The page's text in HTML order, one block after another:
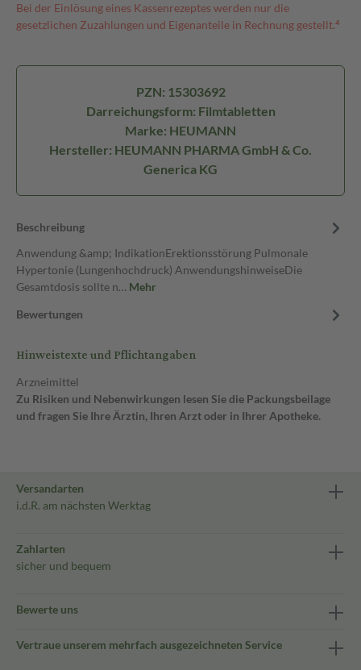
Bei der Einlösung eines Kassenrezeptes werden nur die
gesetzlichen Zuzahlungen und Eigenanteile in Rechnung gestellt.⁴
PZN: 15303692
Darreichungsform: Filmtabletten
Marke: HEUMANN
Hersteller: HEUMANN PHARMA GmbH & Co.
Generica KG
Beschreibung
Anwendung &amp; IndikationErektionsstörung Pulmonale
Hypertonie (Lungenhochdruck) AnwendungshinweiseDie
Gesamtdosis sollte n… Mehr
Bewertungen
Hinweistexte und Pflichtangaben
Arzneimittel
Zu Risiken und Nebenwirkungen lesen Sie die Packungsbeilage
und fragen Sie Ihre Ärztin, Ihren Arzt oder in Ihrer Apotheke.
Versandarten
i.d.R. am nächsten Werktag
Zahlarten
sicher und bequem
Bewerte uns
Vertraue unserem mehrfach ausgezeichneten Service